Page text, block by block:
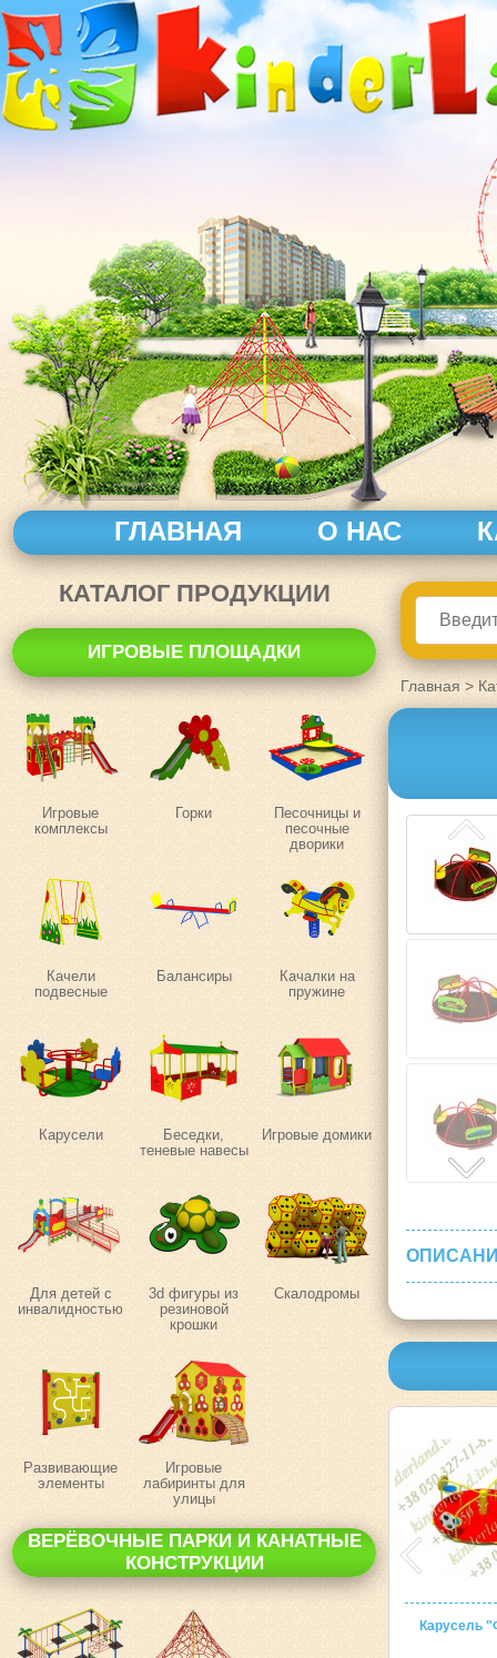
ГЛАВНАЯ О НАС
КАТАЛОГ ПРОДУКЦИИ
ИГРОВЫЕ ПЛОЩАДКИ
Игровые
комплексы
Горки
Песочницы и
песочные
дворики
Качели
подвесные
Балансиры
Качалки на
пружине
Карусели
Беседки,
теневые навесы
Игровые домики
Для детей с
инвалидностью
3d фигуры из
резиновой
крошки
Скалодромы
Развивающие
элементы
Игровые
лабиринты для
улицы
ВЕРЁВОЧНЫЕ ПАРКИ И КАНАТНЫЕ
КОНСТРУКЦИИ
Главная >
Карусель